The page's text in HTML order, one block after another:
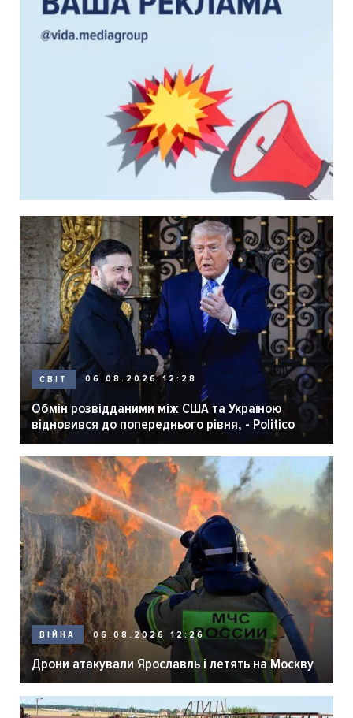
СВІТ 06.08.2026 12:28
Обмін розвідданими між США та Україною
відновився до попереднього рівня, - Politico
ВІЙНА 06.08.2026 12:26
Дрони атакували Ярославль і летять на Москву